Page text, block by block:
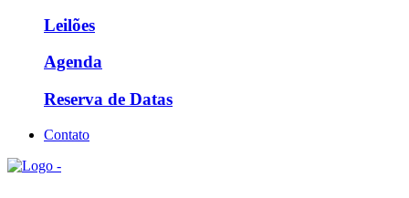
Leilões
Agenda
Reserva de Datas
Contato